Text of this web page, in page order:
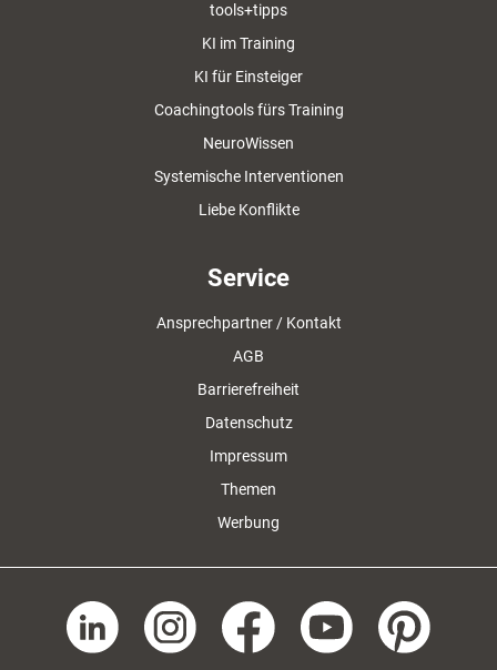
tools+tipps
KI im Training
KI für Einsteiger
Coachingtools fürs Training
NeuroWissen
Systemische Interventionen
Liebe Konflikte
Service
Ansprechpartner / Kontakt
AGB
Barrierefreiheit
Datenschutz
Impressum
Themen
Werbung